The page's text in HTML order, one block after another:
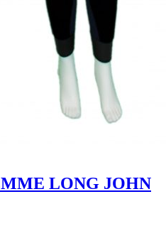
LONG JOHN